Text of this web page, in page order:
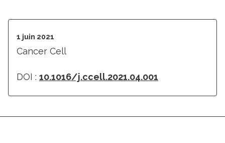
1 juin 2021
Cancer Cell
DOI : 10.1016/j.ccell.2021.04.001